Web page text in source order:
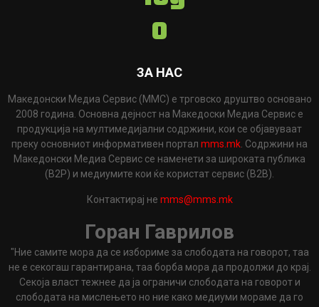
ЗА НАС
Македонски Медиа Сервис (ММС) е трговско друштво основано
2008 година. Основна дејност на Македоски Медиа Сервис е
продукција на мултимедијални содржини, кои се објавуваат
преку основниот информативен портал mms.mk . Содржини на
Македонски Медиа Сервис се наменети за широката публика
(B2P) и медиумите кои ќе користат сервис (B2B).
Контактирај не mms@mms.mk
Горан Гаврилов
"Ние самите мора да се избориме за слободата на говорот, таа
не е секогаш гарантирана, таа борба мора да продолжи до крај.
Секоја власт тежнее да ја ограничи слободата на говорот и
слободата на мислењето но ние како медиуми мораме да го